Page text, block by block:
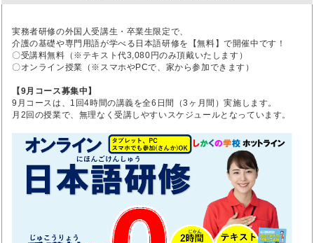
実務者研修の外国人受講生・卒業生限定で、
介護の基礎や専門用語が学べる日本語研修を【無料】で開催中です！
〇受講料無料（※テキスト代3,080円のみ頂戴いたします）
〇オンライン授業（※スマホやPCで、家から参加できます）
【9月コース募集中】
9月コースは、1回4時間の講義を全6日間（3ヶ月間）実施します。
月2回の授業で、無理なく受講しやすいスケジュールとなっています。